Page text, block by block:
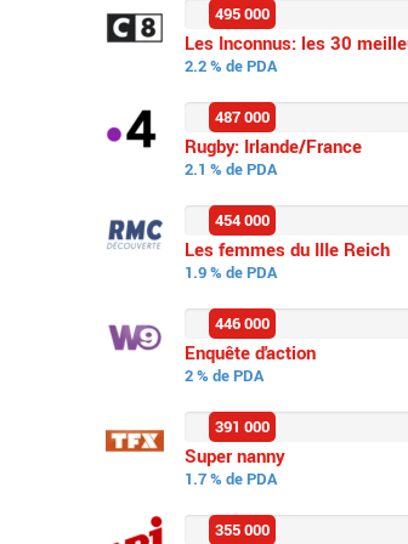
Les Inconnus: les 30
2.2 % de PDA
495 000
Rugby: Irlande/France
2.1 % de PDA
487 000
Les femmes du IIIe Reich
1.9 % de PDA
454 000
Enquête d'action
2 % de PDA
446 000
Super nanny
1.7 % de PDA
391 000
355 000